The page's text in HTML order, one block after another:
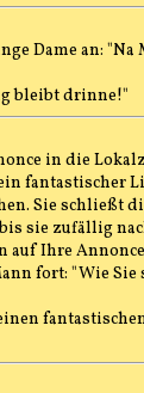
Dame an:
bleibt drinne!"
in die
fantastischer
Sie schließt
sie zufällig
Ihre
fort: "Wie